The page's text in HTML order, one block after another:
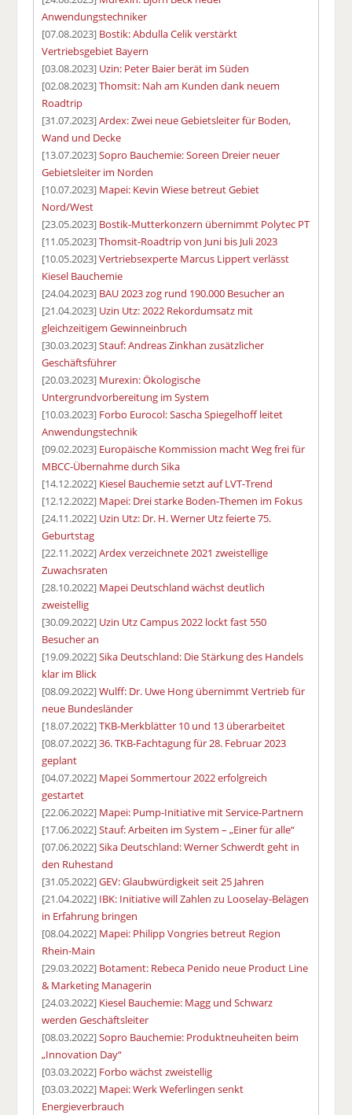
Anwendungstechniker
[07.08.2023] Bostik: Abdulla Celik verstärkt
Vertriebsgebiet Bayern
[03.08.2023] Uzin: Peter Baier berät im Süden
[02.08.2023]Thomsit: Nah am Kunden dank neuem
Roadtrip
[31.07.2023]Ardex: Zwei neue Gebietsleiter für Boden,
Wand und Decke
[13.07.2023]Sopro Bauchemie: Soreen Dreier neuer
Gebietsleiter im Norden
[10.07.2023] Mapei: Kevin Wiese betreut Gebiet
Nord/West
[23.05.2023] Bostik-Mutterkonzern übernimmt Polytec PT
[11.05.2023]Thomsit-Roadtrip von Juni bis Juli 2023
[10.05.2023]Vertriebsexperte Marcus Lippert verlässt
Kiesel Bauchemie
[24.04.2023] BAU 2023 zog rund 190.000 Besucher an
[21.04.2023] Uzin Utz: 2022 Rekordumsatz mit
gleichzeitigem Gewinneinbruch
[30.03.2023]Stauf: Andreas Zinkhan zusätzlicher
Geschäftsführer
[20.03.2023] Murexin: Ökologische
Untergrundvorbereitung im System
[10.03.2023] Forbo Eurocol: Sascha Spiegelhoff leitet
Anwendungstechnik
[09.02.2023] Europäische Kommission macht Weg frei für
MBCC-Übernahme durch Sika
[14.12.2022] Kiesel Bauchemie setzt auf LVT-Trend
[12.12.2022] Mapei: Drei starke Boden-Themen im Fokus
[24.11.2022] Uzin Utz: Dr. H. Werner Utz feierte 75.
Geburtstag
[22.11.2022]Ardex verzeichnete 2021 zweistellige
Zuwachsraten
[28.10.2022] Mapei Deutschland wächst deutlich
zweistellig
[30.09.2022] Uzin Utz Campus 2022 lockt fast 550
Besucher an
[19.09.2022]Sika Deutschland: Die Stärkung des Handels
klar im Blick
[08.09.2022]Wulff: Dr. Uwe Hong übernimmt Vertrieb für
neue Bundesländer
[18.07.2022]TKB-Merkblätter 10 und 13 überarbeitet
[08.07.2022]36. TKB-Fachtagung für 28. Februar 2023
geplant
[04.07.2022] Mapei Sommertour 2022 erfolgreich
gestartet
[22.06.2022] Mapei: Pump-Initiative mit Service-Partnern
[17.06.2022]Stauf: Arbeiten im System – „Einer für alle“
[07.06.2022]Sika Deutschland: Werner Schwerdt geht in
den Ruhestand
[31.05.2022]GEV: Glaubwürdigkeit seit 25 Jahren
[21.04.2022] IBK: Initiative will Zahlen zu Looselay-Belägen
in Erfahrung bringen
[08.04.2022] Mapei: Philipp Vongries betreut Region
Rhein-Main
[29.03.2022] Botament: Rebeca Penido neue Product Line
& Marketing Managerin
[24.03.2022] Kiesel Bauchemie: Magg und Schwarz
werden Geschäftsleiter
[08.03.2022]Sopro Bauchemie: Produktneuheiten beim
„Innovation Day“
[03.03.2022] Forbo wächst zweistellig
[03.03.2022] Mapei: Werk Weferlingen senkt
Energieverbrauch